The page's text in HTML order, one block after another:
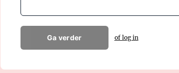
Ga verder of log in